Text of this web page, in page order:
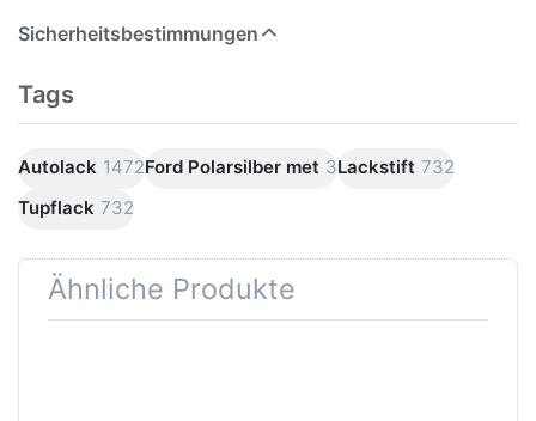
Sicherheitsbestimmungen
Tags
Autolack 1472Ford Polarsilber met 3Lackstift 732
Tupflack 732
Ähnliche Produkte